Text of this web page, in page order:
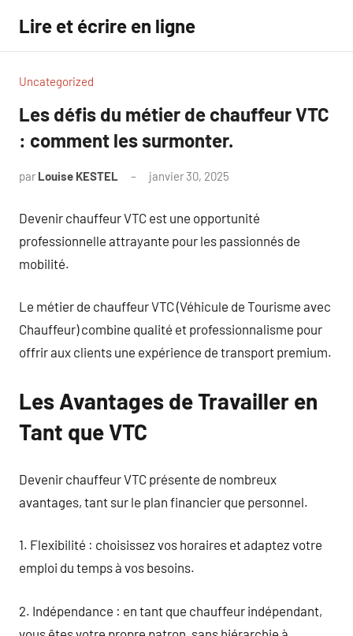
contenu
Lire et écrire en ligne
Uncategorized
Les défis du métier de chauffeur VTC
: comment les surmonter.
par Louise KESTEL janvier 30, 2025
Devenir chauffeur VTC est une opportunité
professionnelle attrayante pour les passionnés de
mobilité.
Le métier de chauffeur VTC (Véhicule de Tourisme avec
Chauffeur) combine qualité et professionnalisme pour
offrir aux clients une expérience de transport premium.
Les Avantages de Travailler en
Tant que VTC
Devenir chauffeur VTC présente de nombreux
avantages, tant sur le plan financier que personnel.
1. Flexibilité : choisissez vos horaires et adaptez votre
emploi du temps à vos besoins.
2. Indépendance : en tant que chauffeur indépendant,